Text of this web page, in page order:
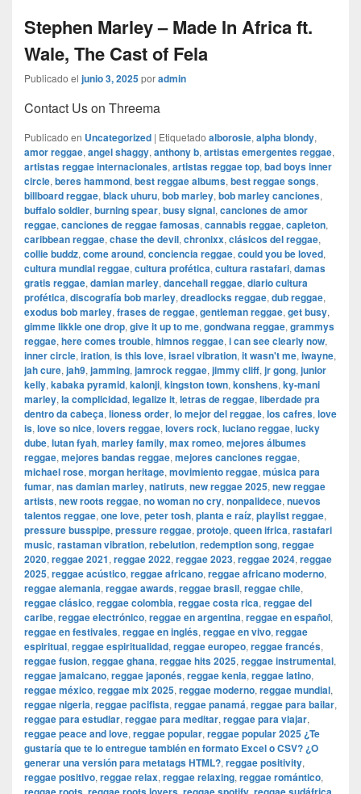
Stephen Marley – Made In Africa ft.
Wale, The Cast of Fela
Publicado el junio 3, 2025poradmin
Contact Us on Threema
Publicado en Uncategorized | Etiquetado alborosie, alpha blondy,
amor reggae, angel shaggy, anthony b, artistas emergentes reggae,
artistas reggae internacionales, artistas reggae top, bad boys inner
circle, beres hammond, best reggae albums, best reggae songs,
billboard reggae, black uhuru, bob marley, bob marley canciones,
buffalo soldier, burning spear, busy signal, canciones de amor
reggae, canciones de reggae famosas, cannabis reggae, capleton,
caribbean reggae, chase the devil, chronixx, clásicos del reggae,
collie buddz, come around, conciencia reggae, could you be loved,
cultura mundial reggae, cultura profética, cultura rastafari, damas
gratis reggae, damian marley, dancehall reggae, diario cultura
profética, discografía bob marley, dreadlocks reggae, dub reggae,
exodus bob marley, frases de reggae, gentleman reggae, get busy,
gimme likkle one drop, give it up to me, gondwana reggae, grammys
reggae, here comes trouble, himnos reggae, i can see clearly now,
inner circle, iration, is this love, israel vibration, it wasn't me, iwayne,
jah cure, jah9, jamming, jamrock reggae, jimmy cliff, jr gong, junior
kelly, kabaka pyramid, kalonji, kingston town, konshens, ky-mani
marley, la complicidad, legalize it, letras de reggae, liberdade pra
dentro da cabeça, lioness order, lo mejor del reggae, los cafres, love
is, love so nice, lovers reggae, lovers rock, luciano reggae, lucky
dube, lutan fyah, marley family, max romeo, mejores álbumes
reggae, mejores bandas reggae, mejores canciones reggae,
michael rose, morgan heritage, movimiento reggae, música para
fumar, nas damian marley, natiruts, new reggae 2025, new reggae
artists, new roots reggae, no woman no cry, nonpalidece, nuevos
talentos reggae, one love, peter tosh, planta e raíz, playlist reggae,
pressure busspipe, pressure reggae, protoje, queen ifrica, rastafari
music, rastaman vibration, rebelution, redemption song, reggae
2020, reggae 2021, reggae 2022, reggae 2023, reggae 2024, reggae
2025, reggae acústico, reggae africano, reggae africano moderno,
reggae alemania, reggae awards, reggae brasil, reggae chile,
reggae clásico, reggae colombia, reggae costa rica, reggae del
caribe, reggae electrónico, reggae en argentina, reggae en español,
reggae en festivales, reggae en inglés, reggae en vivo, reggae
espiritual, reggae espiritualidad, reggae europeo, reggae francés,
reggae fusion, reggae ghana, reggae hits 2025, reggae instrumental,
reggae jamaicano, reggae japonés, reggae kenia, reggae latino,
reggae méxico, reggae mix 2025, reggae moderno, reggae mundial,
reggae nigeria, reggae pacifista, reggae panamá, reggae para bailar,
reggae para estudiar, reggae para meditar, reggae para viajar,
reggae peace and love, reggae popular, reggae popular 2025 ¿Te
gustaría que te lo entregue también en formato Excel o CSV? ¿O
generar una versión para metatags HTML?, reggae positivity,
reggae positivo, reggae relax, reggae relaxing, reggae romántico,